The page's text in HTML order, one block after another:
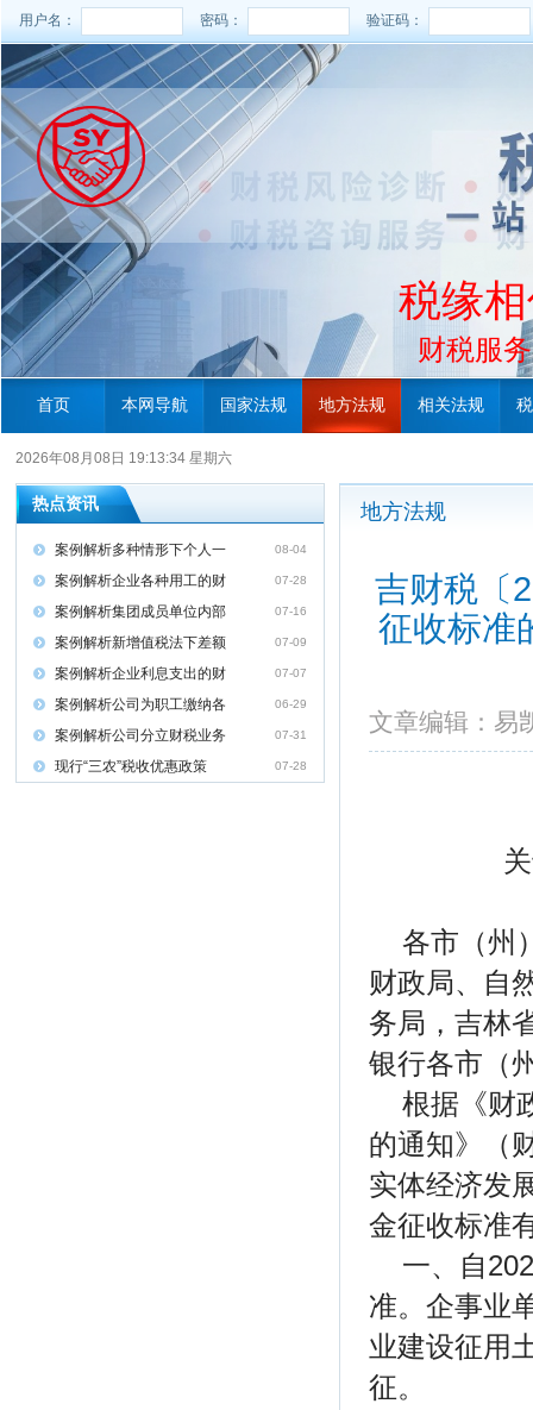
用户名： 密码： 验证码：
税缘
财税服
首页 本网导航 国家法规 地方法规 相关法规
2026年08月08日 19:13:36 星期六
热点资讯
案例解析多种情形下个人一 08-04
案例解析企业各种用工的财 07-28
案例解析集团成员单位内部 07-16
案例解析新增值税法下差额 07-09
案例解析企业利息支出的财 07-07
案例解析公司为职工缴纳各 06-29
案例解析公司分立财税业务 07-31
现行“三农”税收优惠政策 07-28
地方法规
吉财税〔
征收标准
文章编辑：
各市（州
财政局、自
务局，吉林
银行各市（
根据《财
的通知》（
实体经济发
金征收标准
一、自
准。企事业
业建设征用
征。